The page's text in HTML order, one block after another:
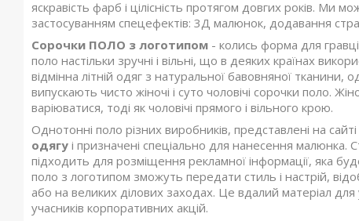
яскравість фарб і цілісність протягом довгих років. Ми
застосуванням спецефектів: 3Д малюнок, додавання
Сорочки ПОЛО з логотипом - колись форма для
поло настільки зручні і вільні, що в деяких країнах
відмінна літній одяг з натуральної бавовняної тканини,
випускають чисто жіночі і суто чоловічі сорочки поло.
варіюватися, тоді як чоловічі прямого і вільного крою.
Однотонні поло різних виробників, представлені на
одягу і призначені спеціально для нанесення
підходить для розміщення рекламної інформації, яка
поло з логотипом зможуть передати стиль і настрій,
або на великих ділових заходах. Це вдалий матеріал
учасників корпоративних акцій.